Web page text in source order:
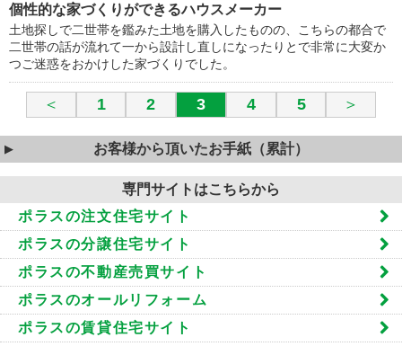
個性的な家づくりができるハウスメーカー
土地探しで二世帯を鑑みた土地を購入したものの、こちらの都合で
二世帯の話が流れて一から設計し直しになったりとで非常に大変か
つご迷惑をおかけした家づくりでした。
＜ 1 2 3 4 5 ＞
お客様から頂いたお手紙（累計）
専門サイトはこちらから
ポラスの注文住宅サイト
ポラスの分譲住宅サイト
ポラスの不動産売買サイト
ポラスのオールリフォーム
ポラスの賃貸住宅サイト